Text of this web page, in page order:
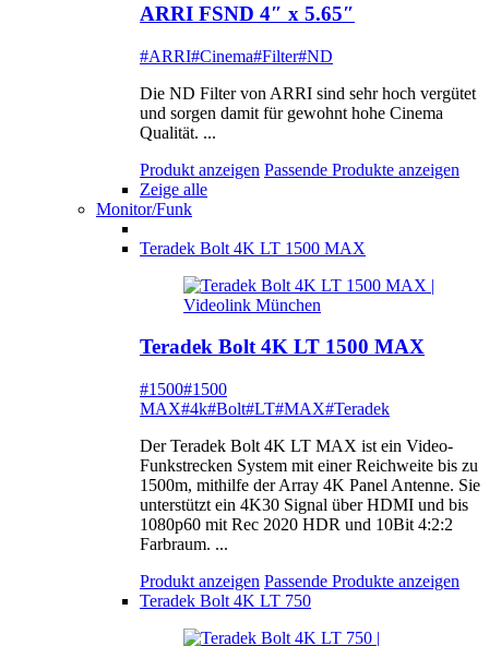
ARRI FSND 4″ x 5.65″
#ARRI#Cinema#Filter#ND
Die ND Filter von ARRI sind sehr hoch vergütet
und sorgen damit für gewohnt hohe Cinema
Qualität. ...
Produkt anzeigen Passende Produkte anzeigen
Zeige alle
Monitor/Funk
Teradek Bolt 4K LT 1500 MAX
Teradek Bolt 4K LT 1500 MAX
#1500#1500
MAX#4k#Bolt#LT#MAX#Teradek
Der Teradek Bolt 4K LT MAX ist ein Video-
Funkstrecken System mit einer Reichweite bis zu
1500m, mithilfe der Array 4K Panel Antenne. Sie
unterstützt ein 4K30 Signal über HDMI und bis
1080p60 mit Rec 2020 HDR und 10Bit 4:2:2
Farbraum. ...
Produkt anzeigen Passende Produkte anzeigen
Teradek Bolt 4K LT 750